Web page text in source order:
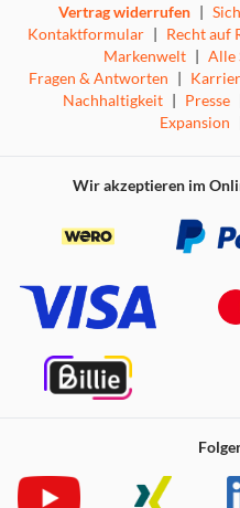
Vertrag widerrufen |
Kontaktformular | Recht auf
Markenwelt | Alle
Fragen & Antworten |
Nachhaltigkeit | Presse
Expansion
Wir akzeptieren im